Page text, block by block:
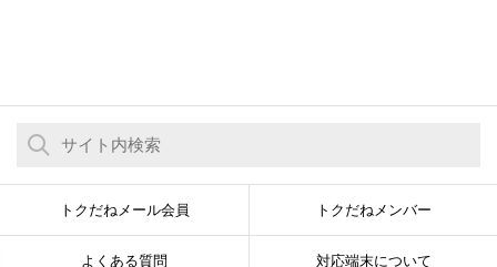
トクだねメール会員 トクだねメンバー
よくある質問 対応端末について